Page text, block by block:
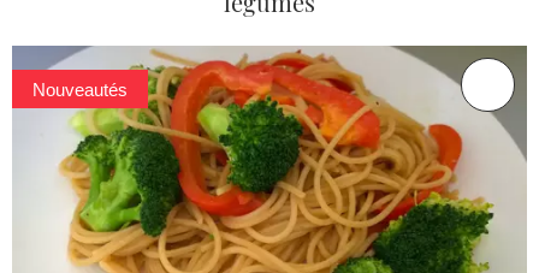
Nouveautés